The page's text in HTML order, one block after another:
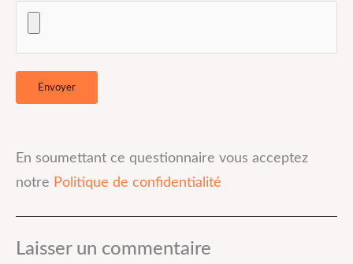
En soumettant ce questionnaire vous acceptez
notre Politique de confidentialité
Laisser un commentaire